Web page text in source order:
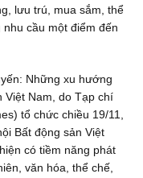
lưu trú, mua sắm, thể
cầu một điểm đến
Những xu hướng
Việt Nam, do Tạp chí
tổ chức chiều 19/11,
Bất động sản Việt
có tiềm năng phát
văn hóa, thể chế,